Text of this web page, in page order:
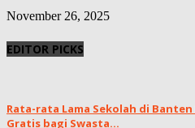
November 26, 2025
EDITOR PICKS
Rata-rata Lama Sekolah di
Gratis bagi Swasta...